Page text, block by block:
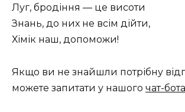
Луг, бродіння — це висоти
Знань, до них не всім дійти,
Хімік наш, допоможи!
Якщо ви не знайшли потрібну
можете запитати у нашого чат-